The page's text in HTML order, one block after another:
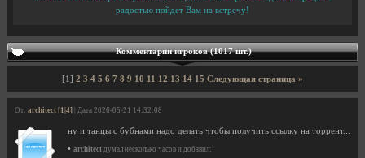
радостью пойдет Вам на встречу!
Комментарии игроков (1017 шт.)
[1] 2 3 4 5 6 7 8 9 10 11 12 13 14 15 Следующая страница »
От: architect [1|4] | Дата 2026-05-21 14:32:08
ну и танцы с бубнами надо делать чтобы получить ссылку на торрент...
• architect думал несколько часов и добавил: